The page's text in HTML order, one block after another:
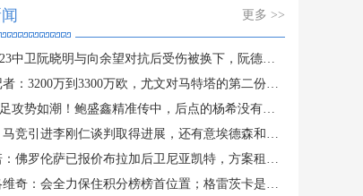
更多 >>
中卫阮晓明与向余望对抗后受伤被换下，阮德英替补登场
：3200万到3300万欧，尤文对马特塔的第二份报价仍遭拒绝
攻势如潮！鲍盛鑫精准传中，后点的杨希没有顶到皮球
竞引进李刚仁谈判取得进展，还有意埃德森和若昂·戈麦斯
佛罗伦萨已报价布拉加后卫尼亚凯特，方案租借+买断选项
奇：会全力保住积分榜榜首位置；格雷茨卡是我的支柱